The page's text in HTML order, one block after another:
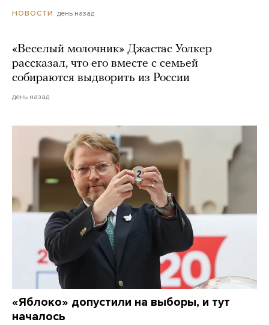
НОВОСТИ день назад
«Веселый молочник» Джастас Уолкер
рассказал, что его вместе с семьей
собираются выдворить из России
день назад
«Яблоко» допустили на выборы, и тут
началось